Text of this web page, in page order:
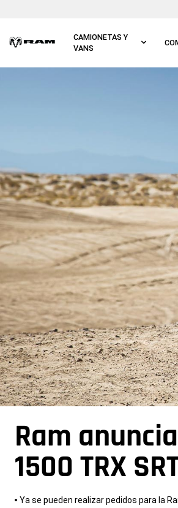
CAMIONETAS Y
VANS
Ram
1500 TRX
Ya se pueden realizar pedidos para la